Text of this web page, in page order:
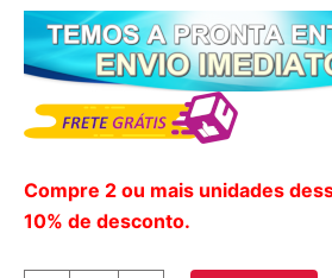
Compre 2 ou mais unidades
10% de desconto.